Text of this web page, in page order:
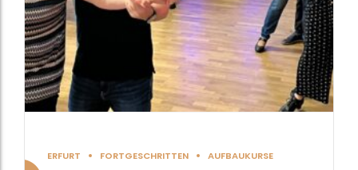
ERFURT FORTGESCHRITTEN AUFBAUKURSE
der
Produktseite
gewählt
werden